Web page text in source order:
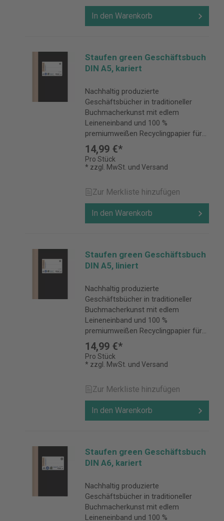
In den Warenkorb
Staufen green Geschäftsbuch
DIN A5, kariert
Nachhaltig produzierte
Geschäftsbücher in traditioneller
Buchmacherkunst mit edlem
Leineneinband und 100 %
premiumweißen Recyclingpapier für
alle, die ihre handschriftlichen Notizen
für lange Zeit sicher aufbewahren
möchten.
14,99 €*
Pro Stück
* zzgl. MwSt. und Versand
Zur Merkliste hinzufügen
In den Warenkorb
Staufen green Geschäftsbuch
DIN A5, liniert
Nachhaltig produzierte
Geschäftsbücher in traditioneller
Buchmacherkunst mit edlem
Leineneinband und 100 %
premiumweißen Recyclingpapier für
alle, die ihre handschriftlichen Notizen
für lange Zeit sicher aufbewahren
möchten.
14,99 €*
Pro Stück
* zzgl. MwSt. und Versand
Zur Merkliste hinzufügen
In den Warenkorb
Staufen green Geschäftsbuch
DIN A6, kariert
Nachhaltig produzierte
Geschäftsbücher in traditioneller
Buchmacherkunst mit edlem
Leineneinband und 100 %